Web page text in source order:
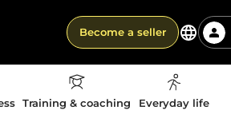
Become a seller
Training & coaching Everyday life